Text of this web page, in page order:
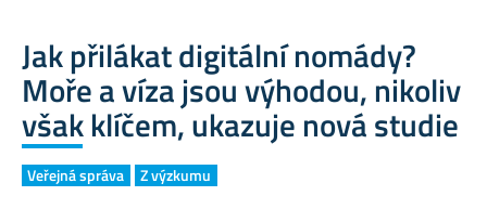
Jak přilákat digitální nomády?
Moře a víza jsou výhodou, nikoliv
však klíčem, ukazuje nová studie
Veřejná správa Z výzkumu